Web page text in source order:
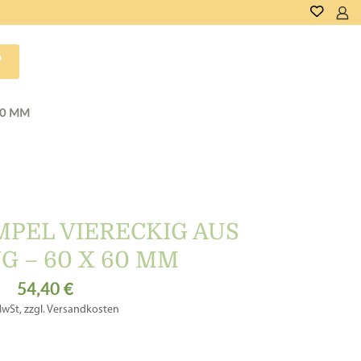
MM
VIERECKIG AUS
– 60 X 60 MM
54,40€
zzgl. Versandkosten